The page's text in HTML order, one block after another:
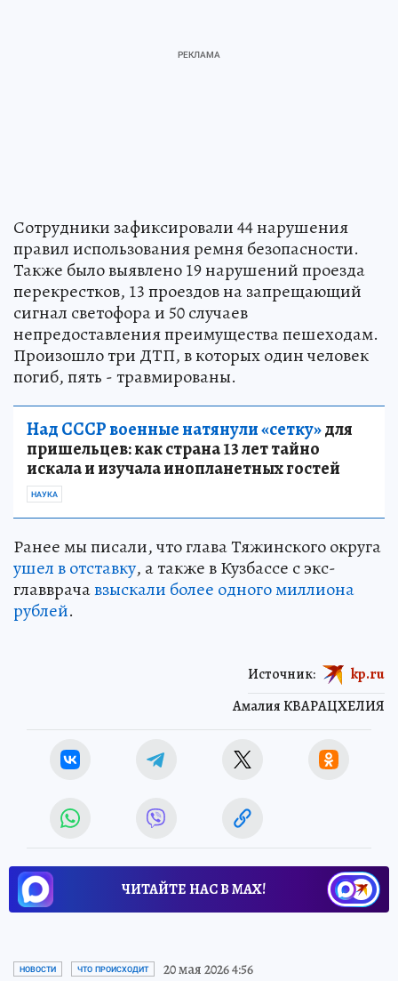
Сотрудники зафиксировали 44 нарушения
правил использования ремня безопасности.
Также было выявлено 19 нарушений проезда
перекрестков, 13 проездов на запрещающий
сигнал светофора и 50 случаев
непредоставления преимущества пешеходам.
Произошло три ДТП, в которых один человек
погиб, пять - травмированы.
Над СССР военные натянули «сетку»для
пришельцев: как страна 13 лет тайно
искала и изучала инопланетных гостей
НАУКА
Ранее мы писали, что глава Тяжинского округа
ушел в отставку, а также в Кузбассе с экс-
главврачавзыскали более одного миллиона
рублей.
Амалия КВАРАЦХЕЛИЯ
Источник: kp.ru
ЧИТАЙТЕ НАС В МАХ!
НОВОСТИ ЧТО ПРОИСХОДИТ 20 мая 2026 4:56